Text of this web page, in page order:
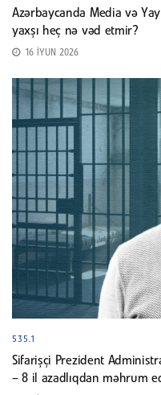
Azərbaycanda Media və
yaxşı heç nə vəd etmir?
16 İYUN 2026
535.1
Sifarişçi Prezident
– 8 il azadlıqdan məhrum